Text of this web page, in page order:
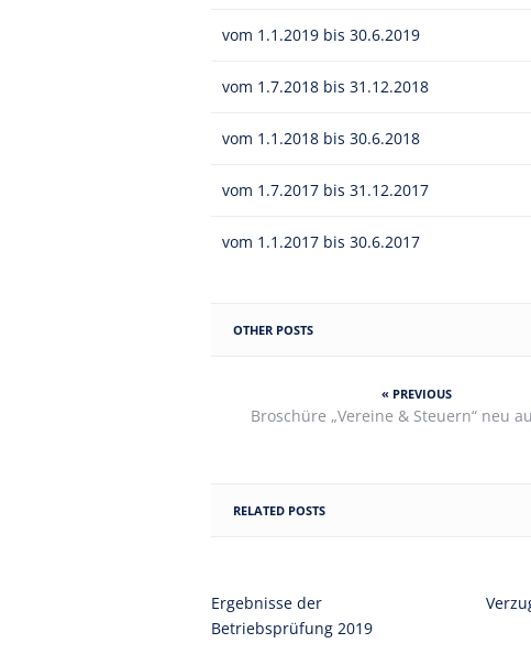
vom 1.1.2019 bis 30.6.2019
vom 1.7.2018 bis 31.12.2018
vom 1.1.2018 bis 30.6.2018
vom 1.7.2017 bis 31.12.2017
vom 1.1.2017 bis 30.6.2017
OTHER POSTS
« PREVIOUS
Broschüre „Vereine & Steuern“ neu
RELATED POSTS
Ergebnisse der
Betriebsprüfung 2019